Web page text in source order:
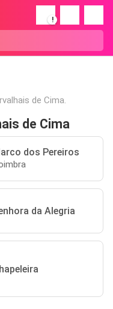
!
de Cima.
de Cima
dos Pereiros
da Alegria